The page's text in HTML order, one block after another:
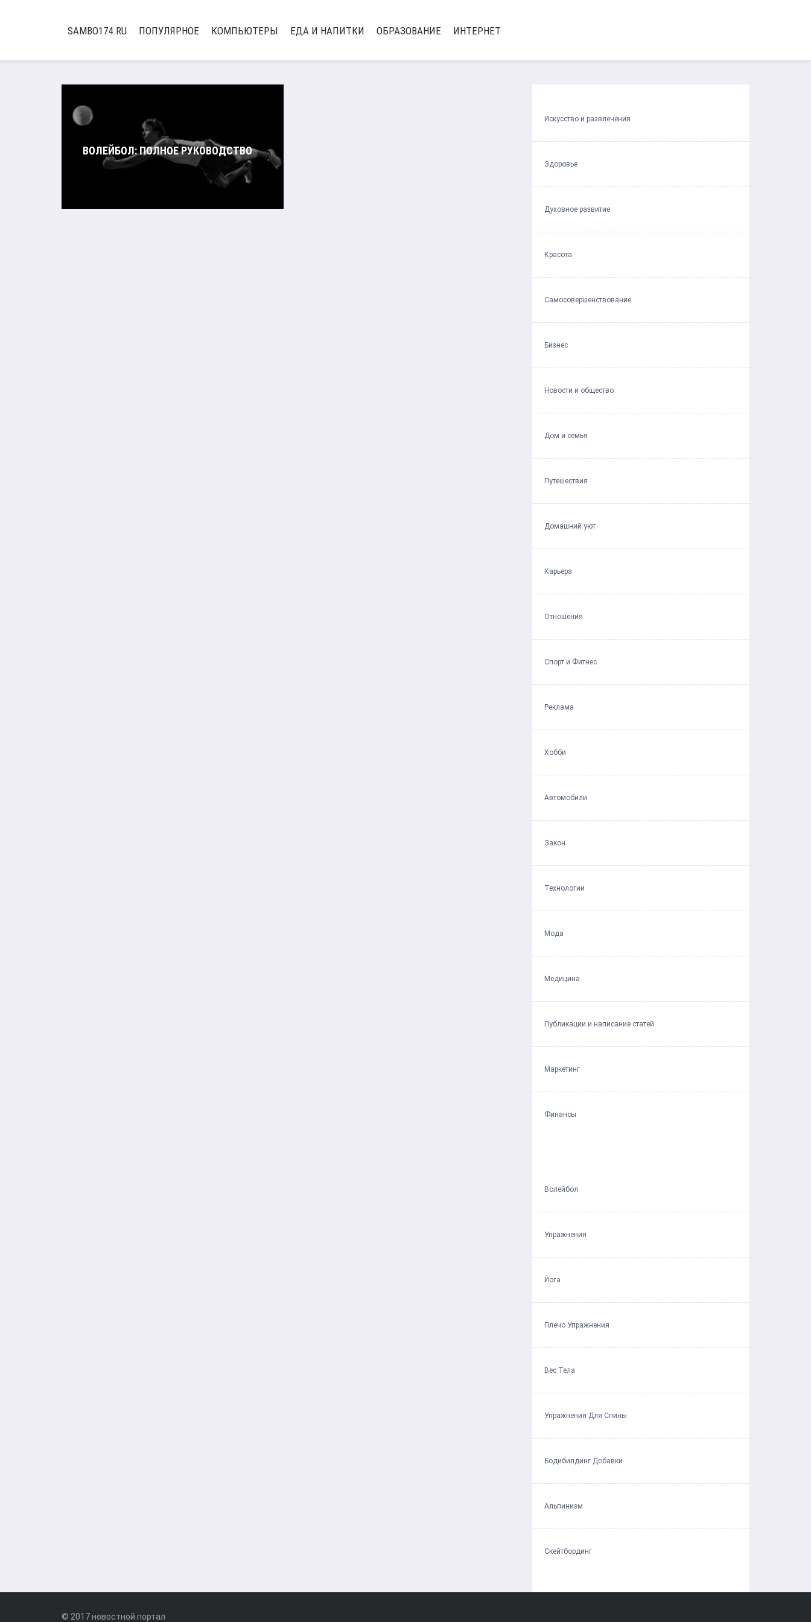
SAMBO174.RU ПОПУЛЯРНОЕ КОМПЬЮТЕРЫ ЕДА И НАПИТКИ ОБРАЗОВАНИЕ ИНТЕРНЕТ
ВОЛЕЙБОЛ: ПОЛНОЕ РУКОВОДСТВО
Искусство и развлечения
Здоровье
Духовное развитие
Красота
Самосовершенствование
Бизнес
Новости и общество
Дом и семья
Путешествия
Домашний уют
Карьера
Отношения
Спорт и Фитнес
Реклама
Хобби
Автомобили
Закон
Технологии
Мода
Медицина
Публикации и написание статей
Маркетинг
Финансы
Волейбол
Упражнения
Йога
Плечо Упражнения
Вес Тела
Упражнения Для Спины
Бодибилдинг Добавки
Альпинизм
Скейтбординг
© 2017 новостной портал